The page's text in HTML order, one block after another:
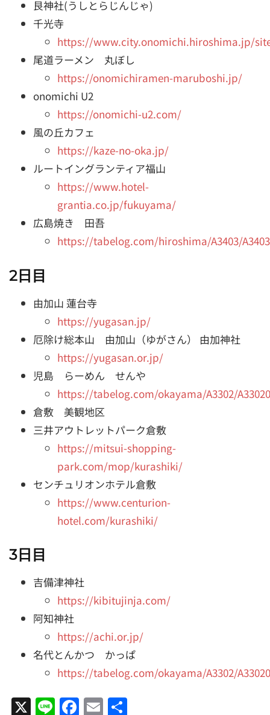
艮神社(うしとらじんじゃ)
千光寺
https://www.city.onomichi.hiroshima.jp/
尾道ラーメン 丸ぼし
https://onomichiramen-maruboshi.jp/
onomichi U2
https://onomichi-u2.com/
風の丘カフェ
https://kaze-no-oka.jp/
ルートイングランティア福山
https://www.hotel-
grantia.co.jp/fukuyama/
広島焼き 田吾
https://tabelog.com/hiroshima/A3403/
2日目
由加山 蓮台寺
https://yugasan.jp/
厄除け総本山 由加山（ゆがさん） 由加神社
https://yugasan.or.jp/
児島 らーめん せんや
https://tabelog.com/okayama/A3302/
倉敷 美観地区
三井アウトレットパーク倉敷
https://mitsui-shopping-
park.com/mop/kurashiki/
センチュリオンホテル倉敷
https://www.centurion-
hotel.com/kurashiki/
3日目
吉備津神社
https://kibitujinja.com/
阿知神社
https://achi.or.jp/
名代とんかつ かっぱ
https://tabelog.com/okayama/A3302/
Line Facebook
Email